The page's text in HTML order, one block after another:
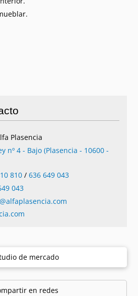
Plasencia
nº 4 - Bajo (Plasencia - 10600 -
810/ 636 649 043
043
de mercado
en redes